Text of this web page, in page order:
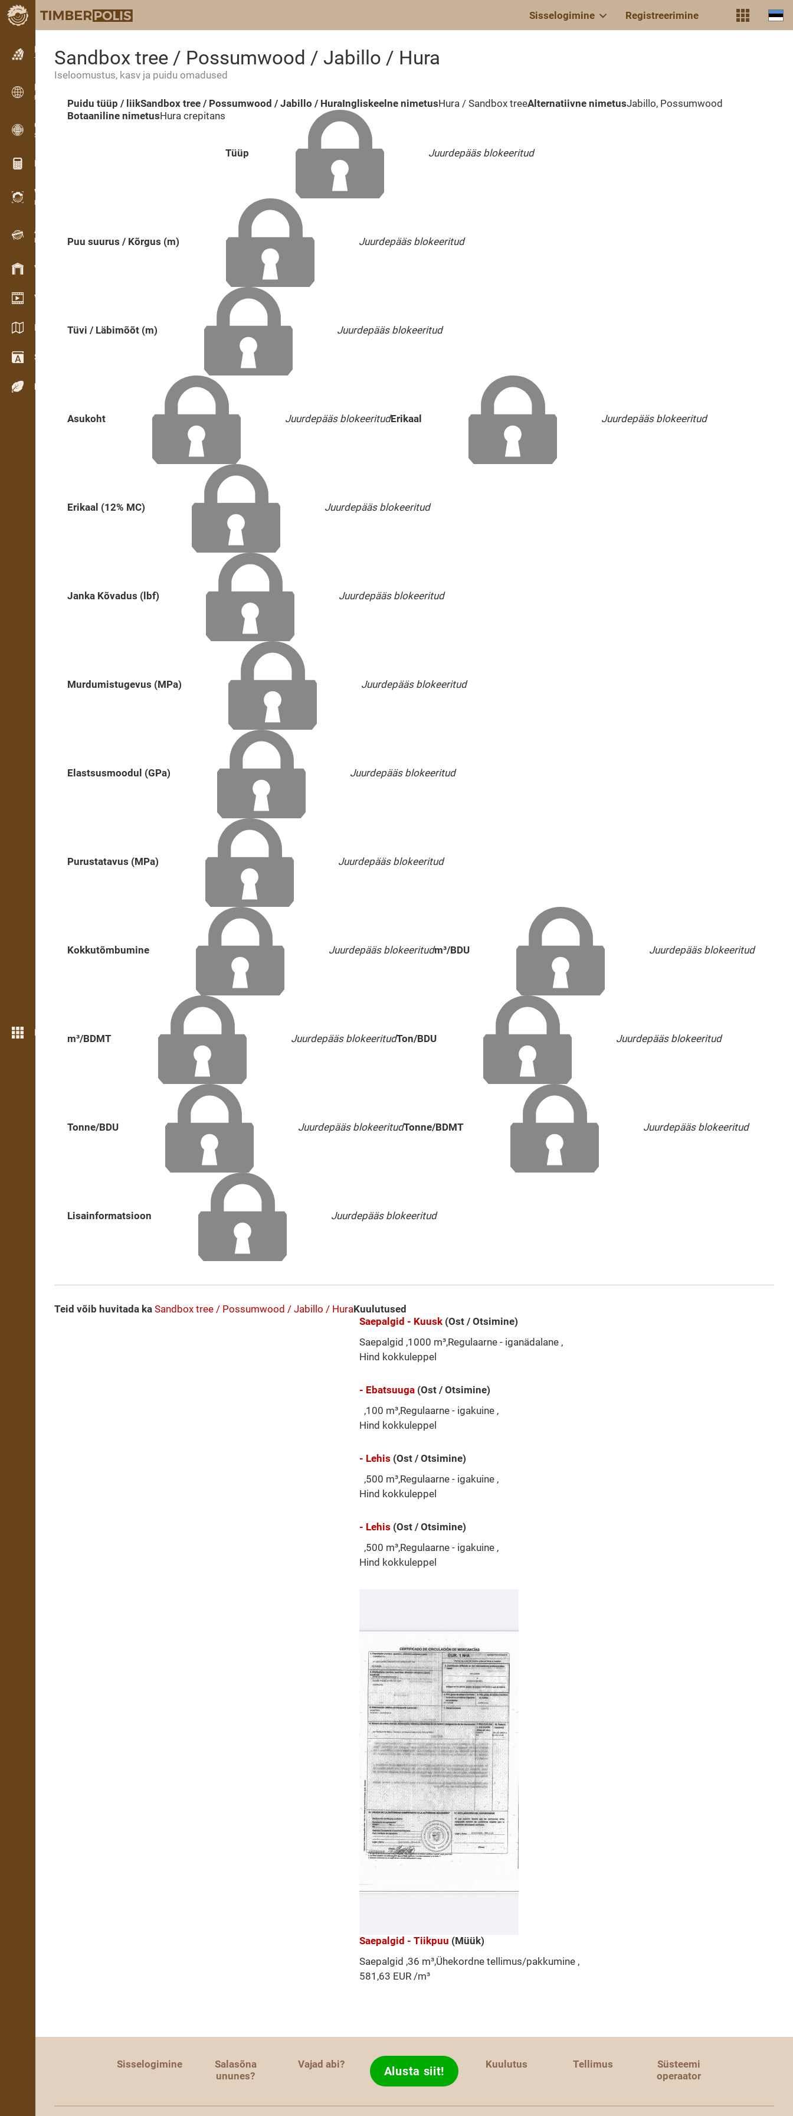
Sisselogimine Registreerimine
Kuulutused
Tekstkuulutused
Kuulutused
Rahvusvahelised kuulutused
OPTI-TIMB
Saekavad
Puidu kalkulaatorid
WoodProfi
Puidumaht AI-ga
Andmesalvesti
Puidu inventuur välitöödel
Varude haldamine
Videogalerii
Kataloogid / Brošüürid
Sõnastik
Puiduliigid
Rohkem funktsioone
Sandbox tree / Possumwood / Jabillo / Hura
Iseloomustus, kasv ja puidu omadused
Puidu tüüp / liikSandbox tree / Possumwood / Jabillo / HuraIngliskeelne nimetusHura / Sandbox treeAlternatiivne nimetusJabillo, Possumwood
Botaaniline nimetusHura crepitans
Tüüp Juurdepääs blokeeritud
Puu suurus / Kõrgus (m) Juurdepääs blokeeritud
Tüvi / Läbimõõt (m) Juurdepääs blokeeritud
Asukoht Juurdepääs blokeeritudErikaal Juurdepääs blokeeritud
Erikaal (12% MC) Juurdepääs blokeeritud
Janka Kõvadus (lbf) Juurdepääs blokeeritud
Murdumistugevus (MPa) Juurdepääs blokeeritud
Elastsusmoodul (GPa) Juurdepääs blokeeritud
Purustatavus (MPa) Juurdepääs blokeeritud
Kokkutõmbumine Juurdepääs blokeeritudm³/BDU Juurdepääs blokeeritud
m³/BDMT Juurdepääs blokeeritudTon/BDU Juurdepääs blokeeritud
Tonne/BDU Juurdepääs blokeeritudTonne/BDMT Juurdepääs blokeeritud
Lisainformatsioon Juurdepääs blokeeritud
Teid võib huvitada ka Sandbox tree / Possumwood / Jabillo / HuraKuulutused
Saepalgid - Kuusk (Ost / Otsimine)
Saepalgid ,1000 m³,Regulaarne - iganädalane ,
Hind kokkuleppel
- Ebatsuuga (Ost / Otsimine)
,100 m³,Regulaarne - igakuine ,
Hind kokkuleppel
- Lehis (Ost / Otsimine)
,500 m³,Regulaarne - igakuine ,
Hind kokkuleppel
- Lehis (Ost / Otsimine)
,500 m³,Regulaarne - igakuine ,
Hind kokkuleppel
Saepalgid - Tiikpuu (Müük)
Saepalgid ,36 m³,Ühekordne tellimus/pakkumine ,
581,63 EUR /m³
Sisselogimine
Salasõna
ununes?
Vajad abi? Alusta siit! Kuulutus Tellimus
Süsteemi
operaator